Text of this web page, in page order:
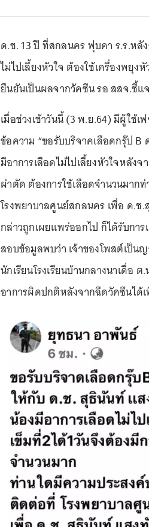
ด.ช. 13 ปี ที่สกลนคร ฟุบคา ร.ร.หลั
ไม่ไปเลี้ยงหัวใจ ต้องใช้เครื่องพยุง
ยืนยันเป็นผลจากวัคซีน รอ สสจ.ชี้แ
เมื่อช่วงเช้าวันนี้ (3 พ.ย.64) มีผู้ใช้
ข้อความ “ขอรับบริจาคเลือดกรุ๊ป
มีอาการเลือดไม่ไปเลี้ยงหัวใจหลัง
ผ่าตัด ต้องการใช้เลือดจำนวนมาก
โรงพยาบาลศูนย์สกลนคร เพื่อ ด.
กล่าวถูกเผยแพร่ออกไป ก็ได้รับกา
สอบข้อมูลพบว่า เจ้าของโพสต์เป็น
นักเรียนโรงเรียนบ้านกลางนาเดื่อ
อาการผิดปกติหลังจากฉีดวัคซีนได้เ